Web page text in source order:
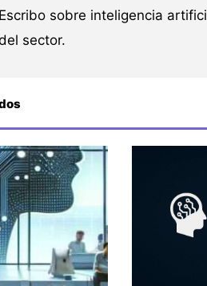
Escribo sobre inteligencia
sector.